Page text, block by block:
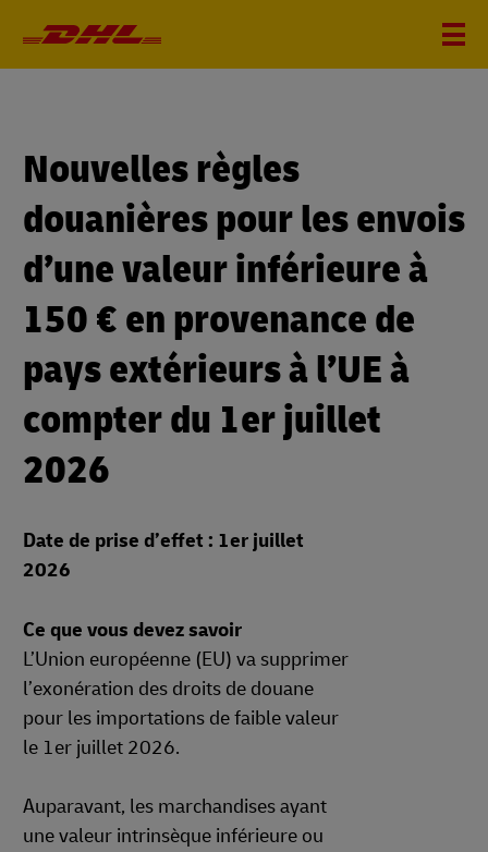
Nouvelles règles
douanières pour les envois
d’une valeur inférieure à
150 € en provenance de
pays extérieurs à l’UE à
compter du 1er juillet
2026
Date de prise d’effet : 1er juillet
2026
Ce que vous devez savoir
L’Union européenne (EU) va supprimer
l’exonération des droits de douane
pour les importations de faible valeur
le 1er juillet 2026.
Auparavant, les marchandises ayant
une valeur intrinsèque inférieure ou